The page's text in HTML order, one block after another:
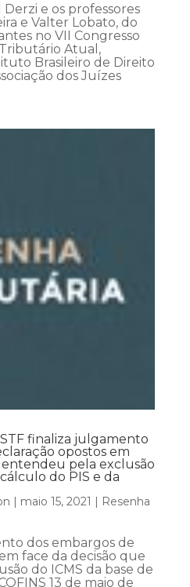
e os professores
e Valter Lobato, do
no VII Congresso
Atual,
Brasileiro de Direito
dos Juízes
finaliza julgamento
opostos em
pela exclusão
do PIS e da
| maio 15, 2021 | Resenha
dos embargos de
face da decisão que
do ICMS da base de
13 de maio de